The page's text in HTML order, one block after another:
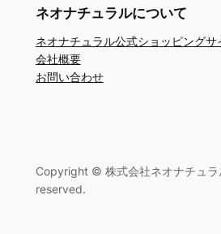
ネオナチュラルについて
ネオナチュラル公式ショッピングサ
会社概要
お問い合わせ
Copyright © 株式会社ネオナチュ
reserved.